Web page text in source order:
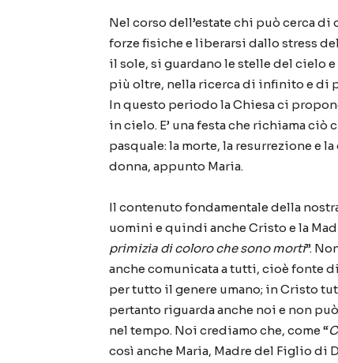
Nel corso dell’estate chi può cerca
forze fisiche e liberarsi dallo stress
il sole, si guardano le stelle del cielo
più oltre, nella ricerca di infinito e di
In questo periodo la Chiesa ci
in cielo. E’ una festa che richiama
pasquale: la morte, la resurrezione e
donna, appunto Maria.
Il contenuto fondamentale della
uomini e quindi anche Cristo e la
primizia di coloro che sono morti”.
anche comunicata a tutti, cioè fonte
per tutto il genere umano; in Cristo
pertanto riguarda anche noi e non
nel tempo. Noi crediamo che, come “
così anche Maria, Madre del Figlio di